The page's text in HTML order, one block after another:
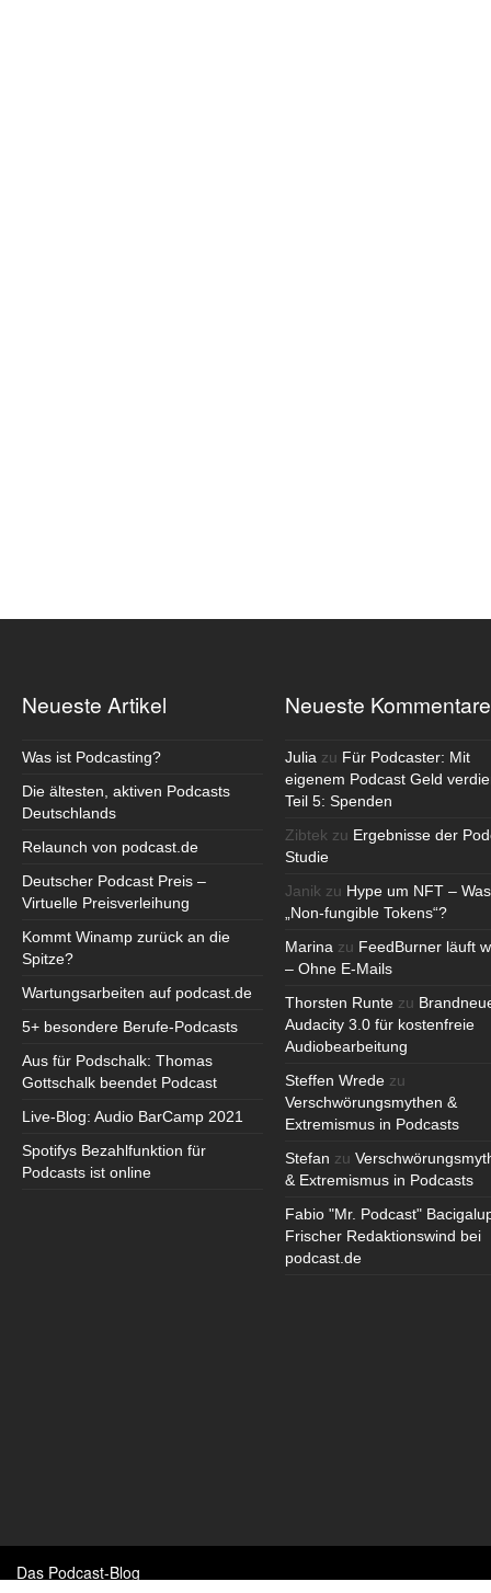
Neueste Artikel
Was ist Podcasting?
Die ältesten, aktiven Podcasts
Deutschlands
Relaunch von podcast.de
Deutscher Podcast Preis –
Virtuelle Preisverleihung
Kommt Winamp zurück an die
Spitze?
Wartungsarbeiten auf podcast.de
5+ besondere Berufe-Podcasts
Aus für Podschalk: Thomas
Gottschalk beendet Podcast
Live-Blog: Audio BarCamp 2021
Spotifys Bezahlfunktion für
Podcasts ist online
Neueste Kommentare
Julia zu Für Podcaster: Mit
eigenem Podcast Geld
Teil 5: Spenden
Zibtek zu Ergebnisse der
Studie
Janik zu Hype um NFT –
„Non-fungible Tokens“?
Marina zu FeedBurner läuft
– Ohne E-Mails
Thorsten Runte zu
Audacity 3.0 für kostenfreie
Audiobearbeitung
Steffen Wrede zu
Verschwörungsmythen &
Extremismus in Podcasts
Stefan zu
& Extremismus in Podcasts
Fabio "Mr. Podcast"
Frischer Redaktionswind bei
podcast.de
Das Podcast-Blog